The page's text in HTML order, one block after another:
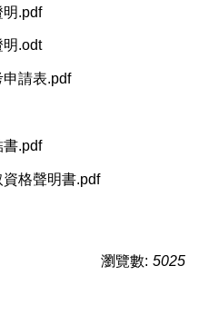
明.pdf
明.odt
請表.pdf
書.pdf
格聲明書.pdf
瀏覽數: 5025